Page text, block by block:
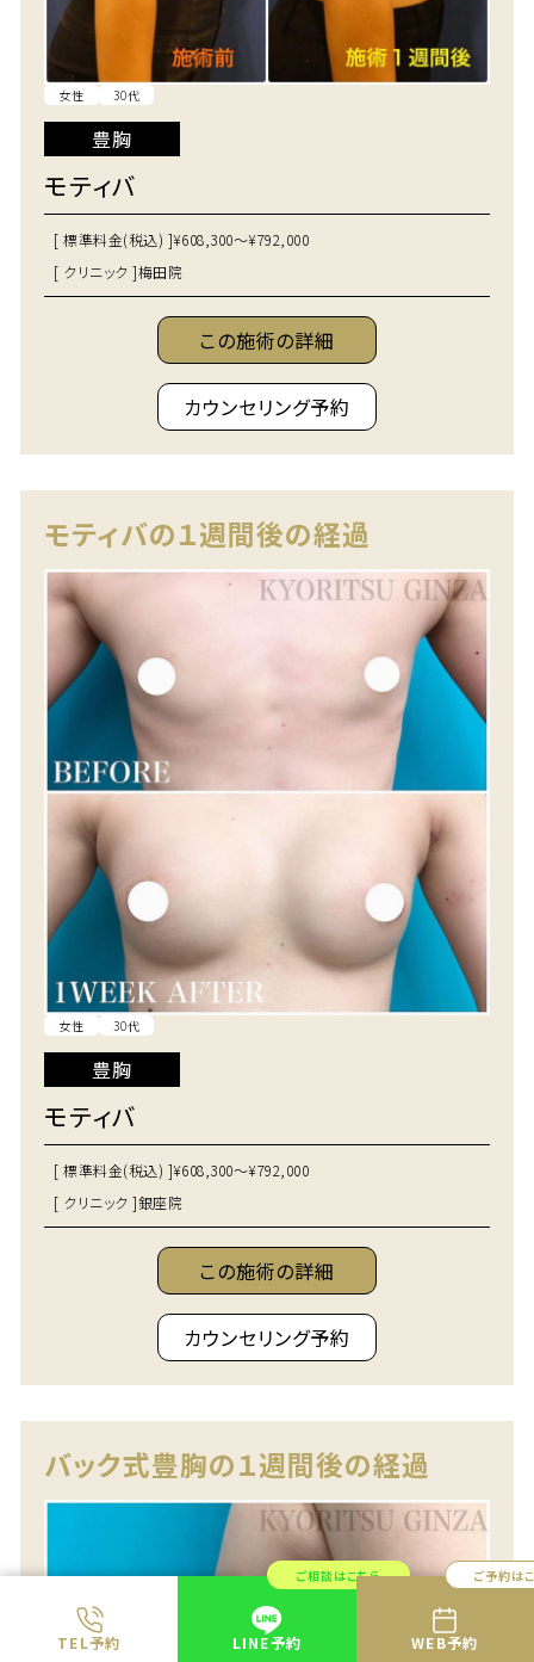
TEL予約
ご相談はこちら
LINE予約
ご予約は
WEB予約
女性 30代
豊胸
モティバ
[ 標準料金(税込) ]¥608,300～¥792,000
[ クリニック ]梅田院
この施術の詳細
カウンセリング予約
モティバの１週間後の経過
女性 30代
豊胸
モティバ
[ 標準料金(税込) ]¥608,300～¥792,000
[ クリニック ]銀座院
この施術の詳細
カウンセリング予約
バック式豊胸の１週間後の経過